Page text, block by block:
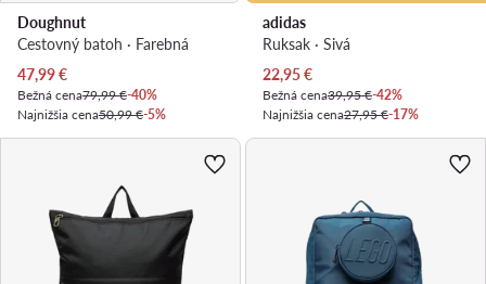
Doughnut
Cestovný batoh · Farebná
Aktuálna cena
47,99€
Bežná cena79,99 €-40%
Najnižšia cena50,99 €-5%
adidas
Ruksak · Sivá
Aktuálna cena
22,95€
Bežná cena39,95 €-42%
Najnižšia cena27,95 €-17%